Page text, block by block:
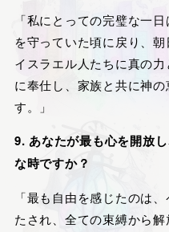
「私にとっての完璧な一
を守っていた頃に戻り、
イスラエル人たちに真の
に奉仕し、家族と共に神
す。」
9. あなたが最も心を開放
な時ですか？
「最も自由を感じたのは
たされ、全ての束縛から